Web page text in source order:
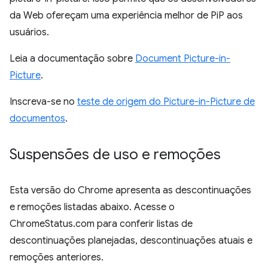
da Web ofereçam uma experiência melhor de PiP aos
usuários.
Leia a documentação sobre Document Picture-in-
Picture.
Inscreva-se no teste de origem do Picture-in-Picture de
documentos.
Suspensões de uso e remoções
Esta versão do Chrome apresenta as descontinuações
e remoções listadas abaixo. Acesse o
ChromeStatus.com para conferir listas de
descontinuações planejadas, descontinuações atuais e
remoções anteriores.